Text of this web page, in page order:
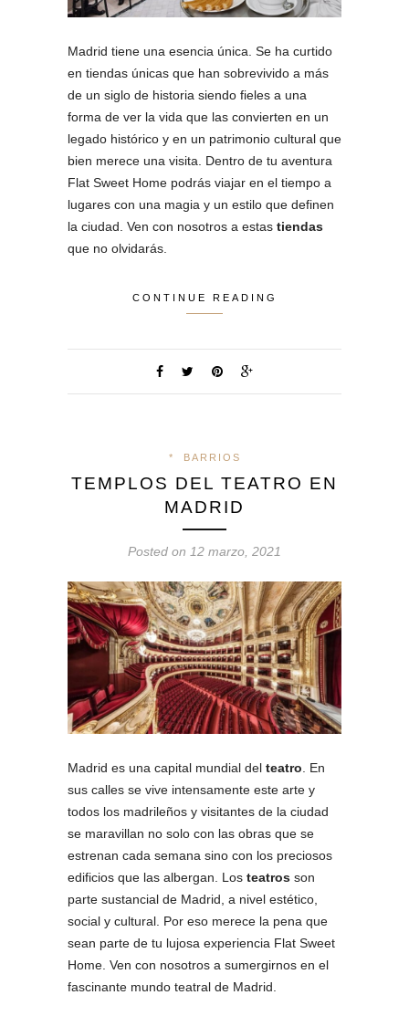
Madrid tiene una esencia única. Se ha curtido
en tiendas únicas que han sobrevivido a más
de un siglo de historia siendo fieles a una
forma de ver la vida que las convierten en un
legado histórico y en un patrimonio cultural que
bien merece una visita. Dentro de tu aventura
Flat Sweet Home podrás viajar en el tiempo a
lugares con una magia y un estilo que definen
la ciudad. Ven con nosotros a estas tiendas
que no olvidarás.
CONTINUE READING
* BARRIOS
TEMPLOS DEL TEATRO EN
MADRID
Posted on 12 marzo, 2021
Madrid es una capital mundial del teatro. En
sus calles se vive intensamente este arte y
todos los madrileños y visitantes de la ciudad
se maravillan no solo con las obras que se
estrenan cada semana sino con los preciosos
edificios que las albergan. Los teatros son
parte sustancial de Madrid, a nivel estético,
social y cultural. Por eso merece la pena que
sean parte de tu lujosa experiencia Flat Sweet
Home. Ven con nosotros a sumergirnos en el
fascinante mundo teatral de Madrid.